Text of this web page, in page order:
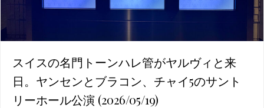
スイスの名門トーンハレ管がヤルヴィと来
日。ヤンセンとブラコン、チャイ5のサント
リーホール公演 (2026/05/19)